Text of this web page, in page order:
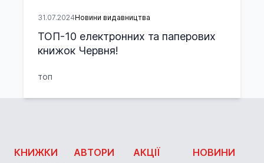
31.07.2024Новини видавництва
ТОП-10 електронних та паперових
книжок Червня!
топ
КНИЖКИ
АВТОРИ АКЦІЇ НОВИНИ